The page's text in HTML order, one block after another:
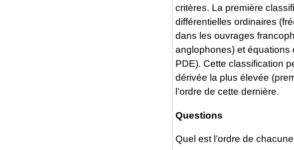
critères. La première
différentielles ordinaires
dans les ouvrages
anglophones) et équations
PDE). Cette classification
dérivée la plus élevée
l’ordre de cette dernière.
Questions
Quel est l’ordre de